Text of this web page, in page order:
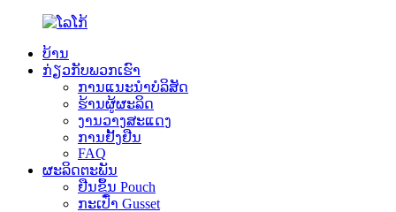
ບ້ານ
ກ່ຽວ​ກັບ​ພວກ​ເຮົາ
ການແນະນໍາບໍລິສັດ
ຮ້ານຜູ້ຜະລິດ
ງານວາງສະແດງ
ການຢັ້ງຢືນ
FAQ
ຜະລິດຕະພັນ
ຢືນຂຶ້ນ Pouch
ກະເປົ໋າ Gusset